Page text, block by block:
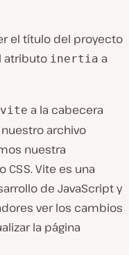
el título del proyecto
atributo inertia a
a la cabecera
archivo
nuestra
Vite es una
de JavaScript y
ver los cambios
la página